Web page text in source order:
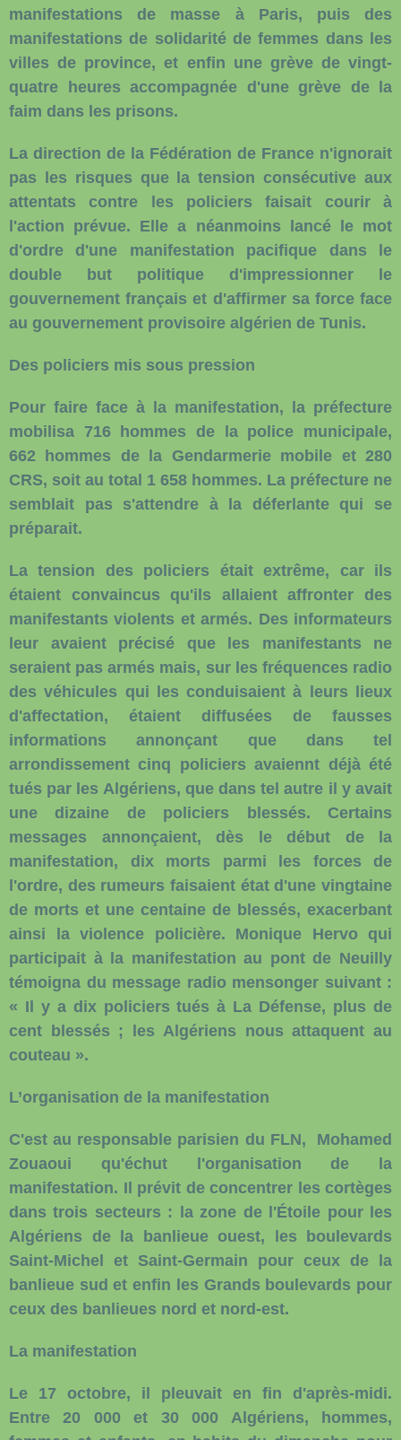
manifestations de masse à Paris, puis des
manifestations de solidarité de femmes dans les
villes de province, et enfin une grève de vingt-
quatre heures accompagnée d'une grève de la
faim dans les prisons.
La direction de la Fédération de France n'ignorait
pas les risques que la tension consécutive aux
attentats contre les policiers faisait courir à
l'action prévue. Elle a néanmoins lancé le mot
d'ordre d'une manifestation pacifique dans le
double but politique d'impressionner le
gouvernement français et d'affirmer sa force face
au gouvernement provisoire algérien de Tunis.
Des policiers mis sous pression
Pour faire face à la manifestation, la préfecture
mobilisa 716 hommes de la police municipale,
662 hommes de la Gendarmerie mobile et 280
CRS, soit au total 1 658 hommes. La préfecture ne
semblait pas s'attendre à la déferlante qui se
préparait.
La tension des policiers était extrême, car ils
étaient convaincus qu'ils allaient affronter des
manifestants violents et armés. Des informateurs
leur avaient précisé que les manifestants ne
seraient pas armés mais, sur les fréquences radio
des véhicules qui les conduisaient à leurs lieux
d'affectation, étaient diffusées de fausses
informations annonçant que dans tel
arrondissement cinq policiers avaiennt déjà été
tués par les Algériens, que dans tel autre il y avait
une dizaine de policiers blessés. Certains
messages annonçaient, dès le début de la
manifestation, dix morts parmi les forces de
l'ordre, des rumeurs faisaient état d'une vingtaine
de morts et une centaine de blessés, exacerbant
ainsi la violence policière. Monique Hervo qui
participait à la manifestation au pont de Neuilly
témoigna du message radio mensonger suivant :
« Il y a dix policiers tués à La Défense, plus de
cent blessés ; les Algériens nous attaquent au
couteau ».
L’organisation de la manifestation
C'est au responsable parisien du FLN, Mohamed
Zouaoui qu'échut l'organisation de la
manifestation. Il prévit de concentrer les cortèges
dans trois secteurs : la zone de l'Étoile pour les
Algériens de la banlieue ouest, les boulevards
Saint-Michel et Saint-Germain pour ceux de la
banlieue sud et enfin les Grands boulevards pour
ceux des banlieues nord et nord-est.
La manifestation
Le 17 octobre, il pleuvait en fin d'après-midi.
Entre 20 000 et 30 000 Algériens, hommes,